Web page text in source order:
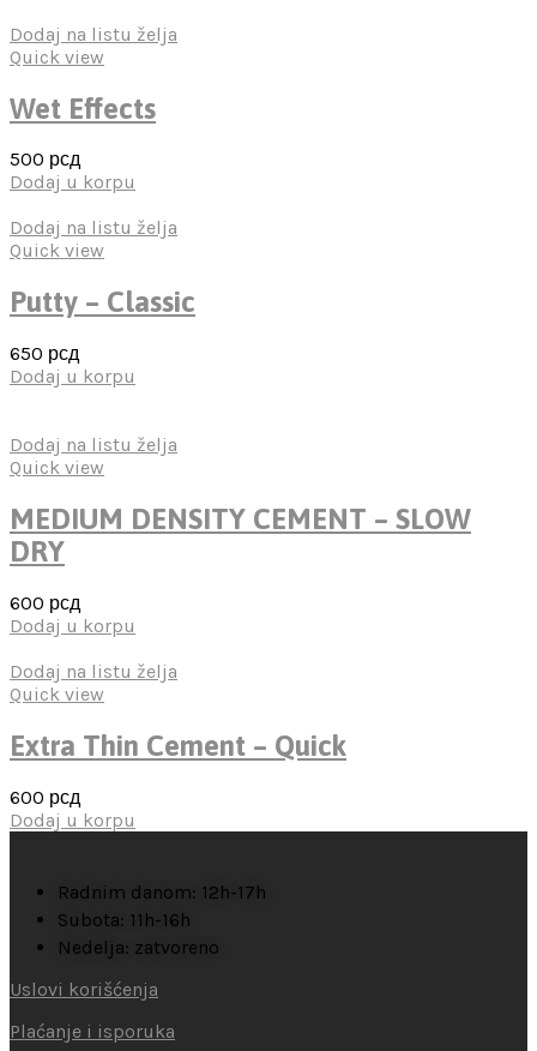
Dodaj na listu želja
Quick view
Wet Effects
500 рсд
Dodaj u korpu
Dodaj na listu želja
Quick view
Putty – Classic
650 рсд
Dodaj u korpu
Dodaj na listu želja
Quick view
MEDIUM DENSITY CEMENT – SLOW
DRY
600 рсд
Dodaj u korpu
Dodaj na listu želja
Quick view
Extra Thin Cement – Quick
600 рсд
Dodaj u korpu
Radnim danom: 12h-17h
Subota: 11h-16h
Nedelja: zatvoreno
Uslovi korišćenja
Plaćanje i isporuka